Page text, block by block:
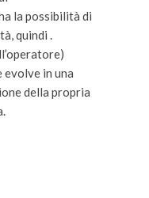
la possibilità di
quindi .
evolve in una
della propria